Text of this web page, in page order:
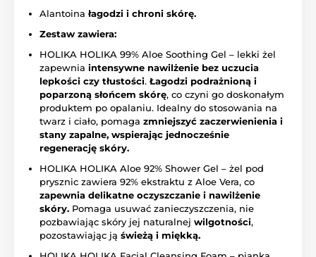
Alantoina łagodzi i chroni skórę.
Zestaw zawiera:
HOLIKA HOLIKA 99% Aloe Soothing Gel – lekki żel
zapewnia intensywne nawilżenie bez uczucia
lepkości czy tłustości. Łagodzi podrażnioną i
poparzoną słońcem skórę, co czyni go doskonałym
produktem po opalaniu. Idealny do stosowania na
twarz i ciało, pomaga zmniejszyć zaczerwienienia i
stany zapalne, wspierając jednocześnie
regenerację skóry.
HOLIKA HOLIKA Aloe 92% Shower Gel – żel pod
prysznic zawiera 92% ekstraktu z Aloe Vera, co
zapewnia delikatne oczyszczanie i nawilżenie
skóry. Pomaga usuwać zanieczyszczenia, nie
pozbawiając skóry jej naturalnej wilgotności,
pozostawiając ją świeżą i miękką.